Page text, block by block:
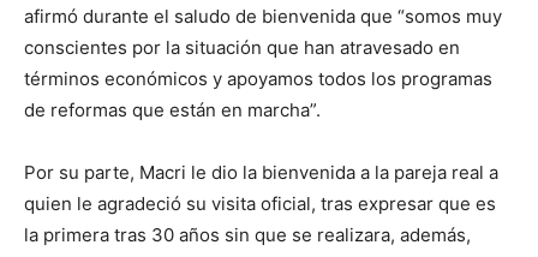
afirmó durante el saludo de bienvenida que “somos muy
conscientes por la situación que han atravesado en
términos económicos y apoyamos todos los programas
de reformas que están en marcha”.
Por su parte, Macri le dio la bienvenida a la pareja real a
quien le agradeció su visita oficial, tras expresar que es
la primera tras 30 años sin que se realizara, además,